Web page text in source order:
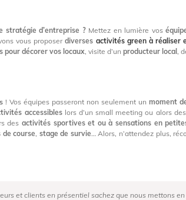
d’entreprise ?Mettez en lumière vos
vous proposerdiverses activités green à réaliser
pour décorer vos locaux, visite d’unproducteur local,
! Vos équipes passeront non seulement un moment
accessibleslors d’un small meeting ou alors des
des activités sportives et ou à sensations en
course, stage de survie… Alors, n’attendez plus,
et clients en présentiel sachez que nous mettons en